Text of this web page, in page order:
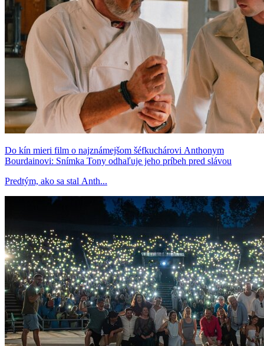
Do kín mieri film o najznámejšom šéfkuchárovi Anthonym
Bourdainovi: Snímka Tony odhaľuje jeho príbeh pred slávou
Predtým, ako sa stal Anth...